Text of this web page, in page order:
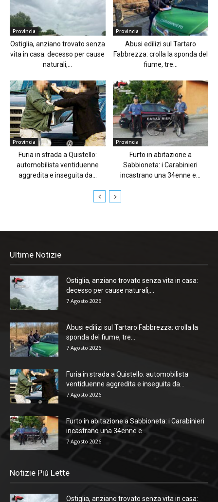
Provincia
Ostiglia, anziano trovato senza
vita in casa: decesso per cause
naturali,...
Provincia
Abusi edilizi sul Tartaro
Fabbrezza: crolla la sponda del
fiume, tre...
Provincia
Furia in strada a Quistello:
automobilista ventiduenne
aggredita e inseguita da...
Provincia
Furto in abitazione a
Sabbioneta: i Carabinieri
incastrano una 34enne e...
Ultime Notizie
Ostiglia, anziano trovato senza vita in casa:
decesso per cause naturali,...
7 Agosto 2026
Abusi edilizi sul Tartaro Fabbrezza: crolla la
sponda del fiume, tre...
7 Agosto 2026
Furia in strada a Quistello: automobilista
ventiduenne aggredita e inseguita da...
7 Agosto 2026
Furto in abitazione a Sabbioneta: i Carabinieri
incastrano una 34enne e...
7 Agosto 2026
Notizie Più Lette
Ostiglia, anziano trovato senza vita in casa: